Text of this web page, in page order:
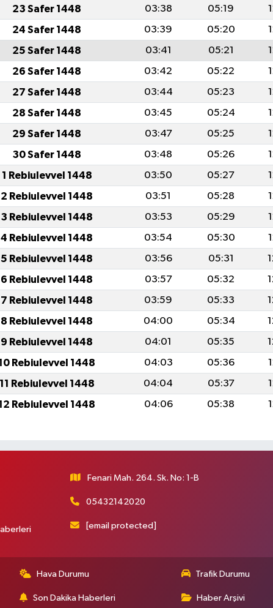
23 Safer 1448 03:38 05:19
24 Safer 1448 03:39 05:20
25 Safer 1448 03:41 05:21
26 Safer 1448 03:42 05:22
27 Safer 1448 03:44 05:23
28 Safer 1448 03:45 05:24
29 Safer 1448 03:47 05:25
30 Safer 1448 03:48 05:26
1 Rebiulevvel 1448 03:50 05:27
2 Rebiulevvel 1448 03:51 05:28
3 Rebiulevvel 1448 03:53 05:29
4 Rebiulevvel 1448 03:54 05:30
5 Rebiulevvel 1448 03:56 05:31
6 Rebiulevvel 1448 03:57 05:32
7 Rebiulevvel 1448 03:59 05:33
8 Rebiulevvel 1448 04:00 05:34
9 Rebiulevvel 1448 04:01 05:35
Rebiulevvel 1448 04:03 05:36
11 Rebiulevvel 1448 04:04 05:37
Rebiulevvel 1448 04:06 05:38
Fenari Mah. 264. Sk. No: 1-B
05432142020
[email protected]
Hava Durumu Trafik Durumu
Son Dakika Haberleri Haber Arşivi